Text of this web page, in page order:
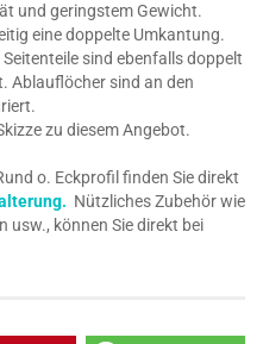
und geringstem Gewicht.
eine doppelte Umkantung.
sind ebenfalls doppelt
Ablauflöcher sind an den
zu diesem Angebot.
o. Eckprofil finden Sie direkt
Nützliches Zubehör wie
usw., können Sie direkt bei